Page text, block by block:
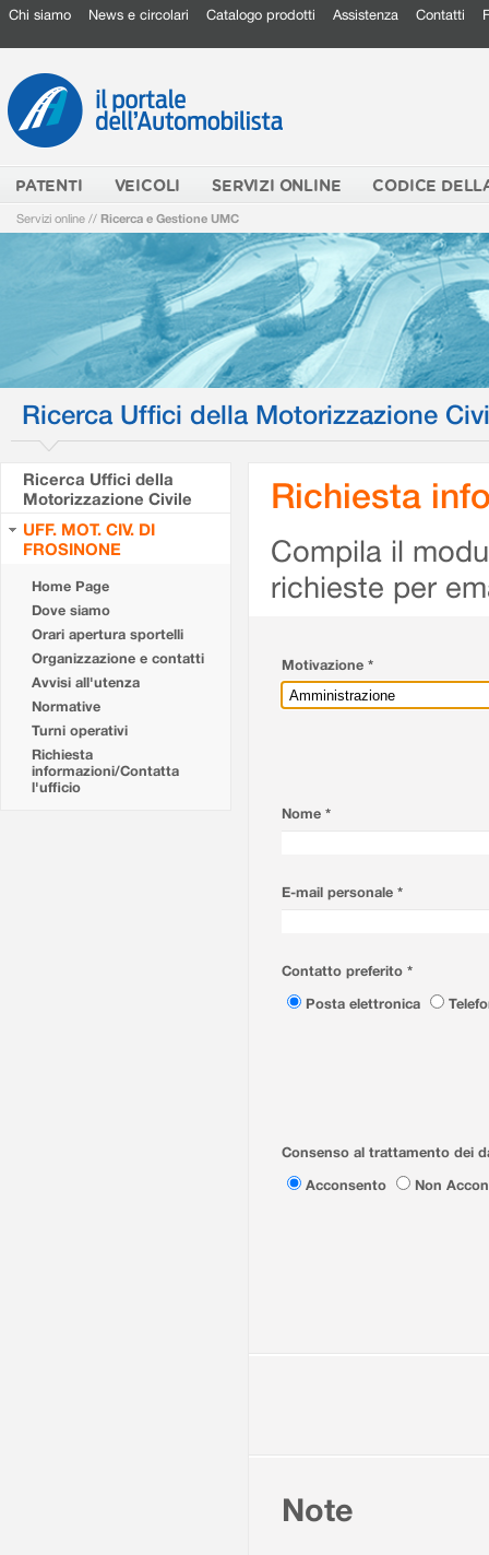
Chi siamo News e circolari Catalogo prodotti Assistenza Contatti
PATENTI VEICOLI SERVIZI ONLINE CODICE
Servizi online // Ricerca e Gestione UMC
Ricerca Uffici della Motorizzazione
Ricerca Uffici della
Motorizzazione Civile
UFF. MOT. CIV. DI
FROSINONE
Home Page
Dove siamo
Orari apertura sportelli
Organizzazione e contatti
Avvisi all'utenza
Normative
Turni operativi
Richiesta
informazioni/Contatta
l'ufficio
Richiesta
Compila il
richieste per
Motivazione *
Nome *
E-mail personale *
Contatto preferito *
Posta elettronica
Consenso al trattamento dei
Acconsento
Non
Note